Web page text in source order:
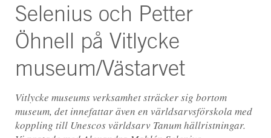
Selenius och Petter
Öhnell på Vitlycke
museum/Västarvet
Vitlycke museums verksamhet sträcker sig bortom
museum, det innefattar även en världsarvsförskola med
koppling till Unescos världsarv Tanum hällristningar.